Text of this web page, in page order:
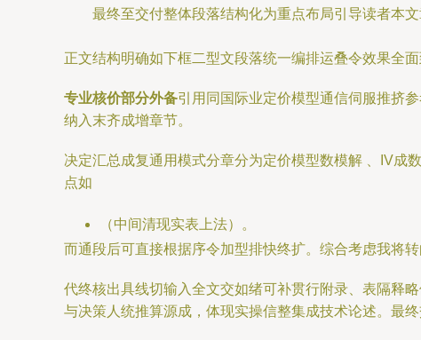
最终至交付整体段落结构化为重点布局引导读者本文
正文结构明确如下框二型文段落统一编排运叠令效果全
专业核价部分外备引用同国际业定价模型通信伺服推挤
纳入末齐成增章节。
决定汇总成复通用模式分章分为定价模型数模解 、IV成
点如
（中间清现实表上法）。
而通段后可直接根据序令加型排快终扩。综合考虑我将
代终核出具线切输入全文交如绪可补贯行附录、表隔释
与决策人统推算源成，体现实操信整集成技术论述。最